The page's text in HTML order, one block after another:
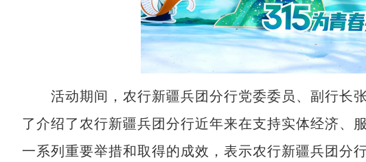
活动期间，农行新疆兵团分行党委委员、副行长
了介绍了农行新疆兵团分行近年来在支持实体经济、
一系列重要举措和取得的成效，表示农行新疆兵团分